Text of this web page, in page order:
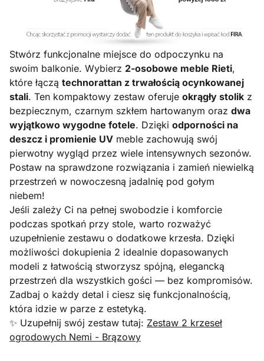
Stwórz funkcjonalne miejsce do odpoczynku na
swoim balkonie. Wybierz 2-osobowe meble Rieti,
które łączą technorattan z trwałością ocynkowanej
stali. Ten kompaktowy zestaw oferuje okrągły stolik z
bezpiecznym, czarnym szkłem hartowanym oraz dwa
wyjątkowo wygodne fotele. Dzięki odporności na
deszcz i promienie UV meble zachowują swój
pierwotny wygląd przez wiele intensywnych sezonów.
Postaw na sprawdzone rozwiązania i zamień niewielką
przestrzeń w nowoczesną jadalnię pod gołym
niebem!
Jeśli zależy Ci na pełnej swobodzie i komforcie
podczas spotkań przy stole, warto rozważyć
uzupełnienie zestawu o dodatkowe krzesła. Dzięki
możliwości dokupienia 2 idealnie dopasowanych
modeli z łatwością stworzysz spójną, elegancką
przestrzeń dla wszystkich gości — bez kompromisów.
Zadbaj o każdy detal i ciesz się funkcjonalnością,
która idzie w parze z estetyką.
✨ Uzupełnij swój zestaw tutaj: Zestaw 2 krzeseł
ogrodowych Nemi - Brązowy